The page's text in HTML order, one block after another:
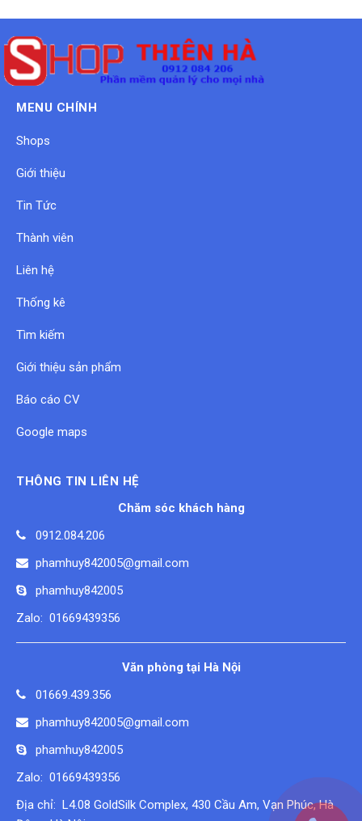
MENU CHÍNH
Shops
Giới thiệu
Tin Tức
Thành viên
Liên hệ
Thống kê
Tìm kiếm
Giới thiệu sản phẩm
Báo cáo CV
Google maps
THÔNG TIN LIÊN HỆ
Chăm sóc khách hàng
0912.084.206
phamhuy842005@gmail.com
phamhuy842005
Zalo: 01669439356
Văn phòng tại Hà Nội
01669.439.356
phamhuy842005@gmail.com
phamhuy842005
Zalo: 01669439356
Địa chỉ: L4.08 GoldSilk Complex, 430 Cầu Am, Vạn Phúc, Hà